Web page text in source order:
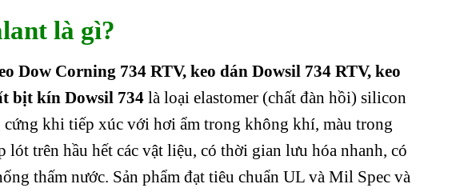
là gì?
Dow Corning 734 RTV, keo dán Dowsil 734 RTV, keo
bịt kín Dowsil 734 là loại elastomer (chất đàn hồi) silicon
khi tiếp xúc với hơi ẩm trong không khí, màu trong
trên hầu hết các vật liệu, có thời gian lưu hóa nhanh, có
thấm nước. Sản phẩm đạt tiêu chuẩn UL và Mil Spec và